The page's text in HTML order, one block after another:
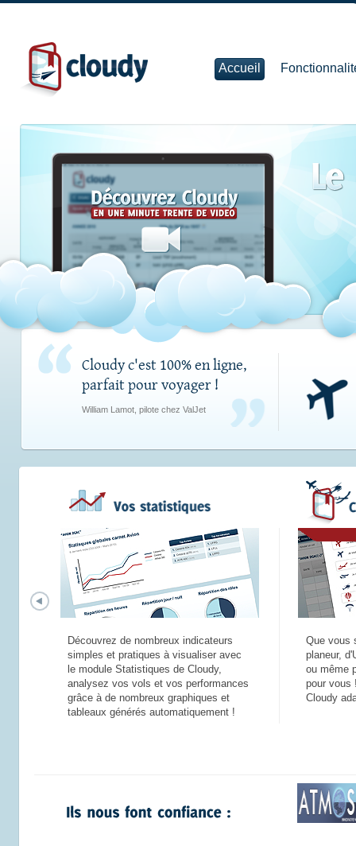
Accueil
Cloudy c'est 100% en ligne,
parfait pour voyager !
William Lamot, pilote chez ValJet
Découvrez de nombreux indicateurs
simples et pratiques à visualiser avec
le module Statistiques de Cloudy,
analysez vos vols et vos performances
grâce à de nombreux graphiques et
tableaux générés automatiquement !
Que vous
planeur,
ou même
pour vous
Cloudy